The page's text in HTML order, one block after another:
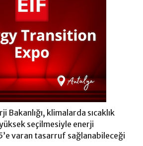
Bakanlığı, klimalarda sıcaklık
yüksek seçilmesiyle enerji
varan tasarruf sağlanabileceği